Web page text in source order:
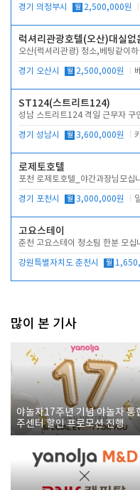
경기 의정부시 월 2,500,000원
럭셔리관광호텔(오산)대실없
오산(럭셔리관광) 청소,베팅같이
경기 오산시 월 2,500,000원
ST124(스트리트124)
성남 스트리트124 격일 근무자 구
경기 성남시 월 3,600,000원
로제토호텔
포천 로제토호텔_야간과장님모십
경기 포천시 월 3,000,000원
고요스테이
춘천 고요스테이 청소팀 한분 모십
강원특별자치도 춘천시 월
많이 본 기사
야놀자17주년 기념 야놀자 통
주센터 할인 프로모션 진행